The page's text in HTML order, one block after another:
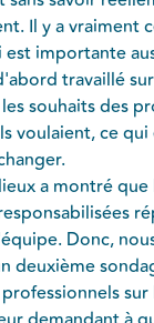
Il y a vraiment
est importante
travaillé
souhaits des
voulaient, ce
a montré
Donc,
deuxième